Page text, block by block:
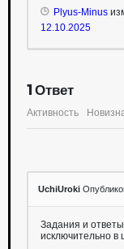
Plyus-Minus
12.10.2025
1Ответ
Активность
UchiUroki
Задания и
исключительно в